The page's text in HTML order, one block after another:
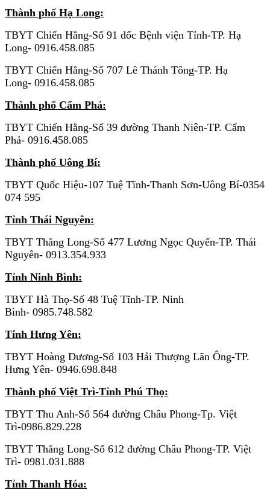
Thành phố Hạ Long:
TBYT Chiến Hằng-Số 91 dốc Bệnh viện Tỉnh-TP. Hạ
Long- 0916.458.085
TBYT Chiến Hằng-Số 707 Lê Thánh Tông-TP. Hạ
Long- 0916.458.085
Thành phố Cẩm Phả:
TBYT Chiến Hằng-Số 39 đường Thanh Niên-TP. Cẩm
Phả- 0916.458.085
Thành phố Uông Bí:
TBYT Quốc Hiệu-107 Tuệ Tĩnh-Thanh Sơn-Uông Bí-0354
074 595
Tỉnh Thái Nguyên:
TBYT Thăng Long-Số 477 Lương Ngọc Quyến-TP. Thái
Nguyên- 0913.354.933
Tỉnh Ninh Bình:
TBYT Hà Thọ-Số 48 Tuệ Tĩnh-TP. Ninh
Bình- 0985.748.582
Tỉnh Hưng Yên:
TBYT Hoàng Dương-Số 103 Hải Thượng Lãn Ông-TP.
Hưng Yên- 0946.698.848
Thành phố Việt Trì-Tỉnh Phú Thọ:
TBYT Thu Anh-Số 564 đường Châu Phong-Tp. Việt
Trì-0986.829.228
TBYT Thăng Long-Số 612 đường Châu Phong-TP. Việt
Trì- 0981.031.888
Tỉnh Thanh Hóa: